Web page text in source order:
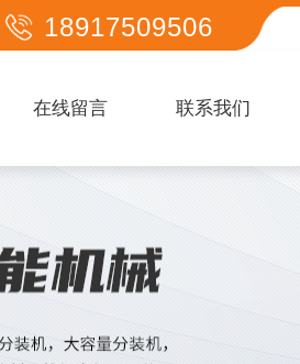
18917509506
在线留言 联系我们